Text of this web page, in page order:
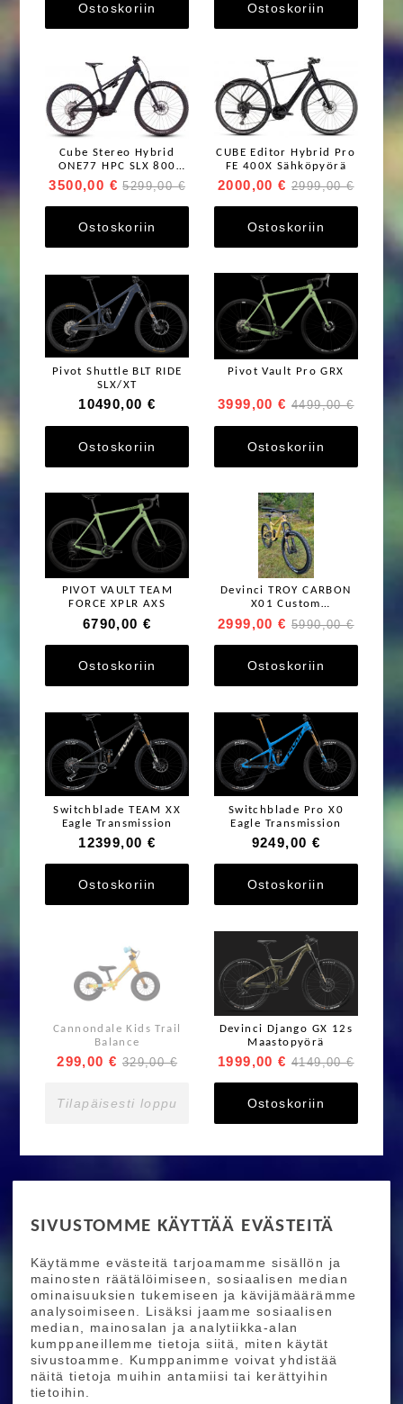
SIVUSTOMME KÄYTTÄÄ EVÄSTEITÄ
Käytämme evästeitä tarjoamamme sisällön ja
mainosten räätälöimiseen, sosiaalisen median
ominaisuuksien tukemiseen ja kävijämäärämme
analysoimiseen. Lisäksi jaamme sosiaalisen
median, mainosalan ja analytiikka-alan
kumppaneillemme tietoja siitä, miten käytät
sivustoamme. Kumppanimme voivat yhdistää
näitä tietoja muihin antamiisi tai kerättyihin
tietoihin.
Ostoskoriin Ostoskoriin
Cube Stereo Hybrid
ONE77 HPC SLX 800
Sähköpyörä
3500,00 € 5299,00 €
Ostoskoriin
CUBE Editor Hybrid Pro
FE 400X Sähköpyörä
2000,00 € 2999,00 €
Ostoskoriin
Pivot Shuttle BLT RIDE
SLX/XT
10490,00 €
Ostoskoriin
Pivot Vault Pro GRX
3999,00 € 4499,00 €
Ostoskoriin
PIVOT VAULT TEAM
FORCE XPLR AXS
6790,00 €
Ostoskoriin
Devinci TROY CARBON
X01 Custom
Maastopyörä
2999,00 € 5990,00 €
Ostoskoriin
Switchblade TEAM XX
Eagle Transmission
12399,00 €
Ostoskoriin
Switchblade Pro X0
Eagle Transmission
9249,00 €
Ostoskoriin
Cannondale Kids Trail
Balance
299,00 € 329,00 €
Tilapäisesti loppu
Devinci Django GX 12s
Maastopyörä
1999,00 € 4149,00 €
Ostoskoriin
Ride More – Pyöräkauppa ja pyörähuolto
Helsingissä
TILAA UUTISKIRJEEMME
Tilaamalla uutiskirjeemme saat uusimmat edut
suoraan sähköpostiisi.